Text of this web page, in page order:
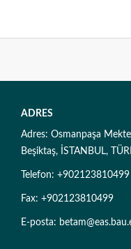
ADRES
Adres: Osmanpaşa
Beşiktaş, İSTANBUL,
Telefon: +902123810499
Fax: +902123810499
E-posta: